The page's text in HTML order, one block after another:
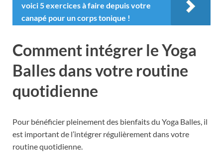
voici 5 exercices à faire depuis votre
canapé pour un corps tonique !
Comment intégrer le Yoga
Balles dans votre routine
quotidienne
Pour bénéficier pleinement des bienfaits du Yoga Balles, il
est important de l’intégrer régulièrement dans votre
routine quotidienne.